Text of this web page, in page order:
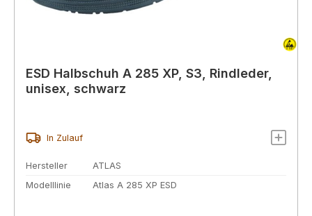
ESD Halbschuh A 285 XP, S3, Rindleder,
unisex, schwarz
In Zulauf
Hersteller
ATLAS
Modelllinie
Atlas A 285 XP ESD